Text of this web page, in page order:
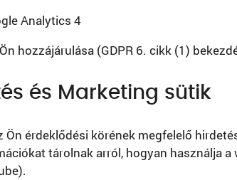
Analytics 4
hozzájárulása (GDPR 6. cikk (1)
és Marketing sütik
Ön érdeklődési körének megfelelő
tárolnak arról, hogyan használja